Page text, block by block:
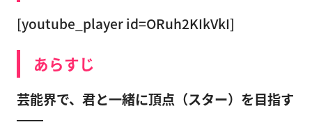
[youtube_player id=ORuh2KIkVkI]
あらすじ
芸能界で、君と一緒に頂点（スター）を目指す
――